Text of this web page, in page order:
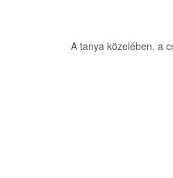
A tanya közelében, a